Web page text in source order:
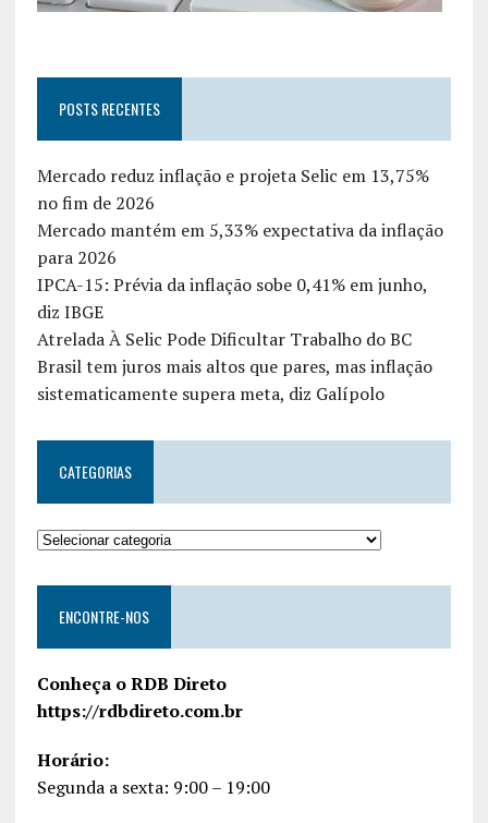
POSTS RECENTES
Mercado reduz inflação e projeta Selic em 13,75%
no fim de 2026
Mercado mantém em 5,33% expectativa da inflação
para 2026
IPCA-15: Prévia da inflação sobe 0,41% em junho,
diz IBGE
Atrelada À Selic Pode Dificultar Trabalho do BC
Brasil tem juros mais altos que pares, mas inflação
sistematicamente supera meta, diz Galípolo
CATEGORIAS
ENCONTRE-NOS
Conheça o RDB Direto
https://rdbdireto.com.br
Horário:
Segunda a sexta: 9:00 – 19:00